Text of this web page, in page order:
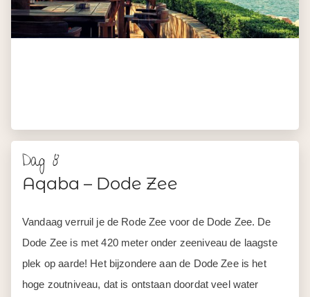
Je kunt maar heel even drijven in de Dode Zee, omdat
Ca. 275 km